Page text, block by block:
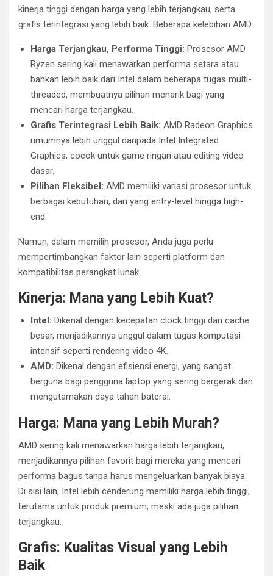
kinerja tinggi dengan harga yang lebih terjangkau, serta
grafis terintegrasi yang lebih baik. Beberapa kelebihan AMD:
Harga Terjangkau, Performa Tinggi: Prosesor AMD
Ryzen sering kali menawarkan performa setara atau
bahkan lebih baik dari Intel dalam beberapa tugas multi-
threaded, membuatnya pilihan menarik bagi yang
mencari harga terjangkau.
Grafis Terintegrasi Lebih Baik: AMD Radeon Graphics
umumnya lebih unggul daripada Intel Integrated
Graphics, cocok untuk game ringan atau editing video
dasar.
Pilihan Fleksibel: AMD memiliki variasi prosesor untuk
berbagai kebutuhan, dari yang entry-level hingga high-
end.
Namun, dalam memilih prosesor, Anda juga perlu
mempertimbangkan faktor lain seperti platform dan
kompatibilitas perangkat lunak.
Kinerja: Mana yang Lebih Kuat?
Intel: Dikenal dengan kecepatan clock tinggi dan cache
besar, menjadikannya unggul dalam tugas komputasi
intensif seperti rendering video 4K.
AMD: Dikenal dengan efisiensi energi, yang sangat
berguna bagi pengguna laptop yang sering bergerak dan
mengutamakan daya tahan baterai.
Harga: Mana yang Lebih Murah?
AMD sering kali menawarkan harga lebih terjangkau,
menjadikannya pilihan favorit bagi mereka yang mencari
performa bagus tanpa harus mengeluarkan banyak biaya.
Di sisi lain, Intel lebih cenderung memiliki harga lebih tinggi,
terutama untuk produk premium, meski ada juga pilihan
terjangkau.
Grafis: Kualitas Visual yang Lebih
Baik